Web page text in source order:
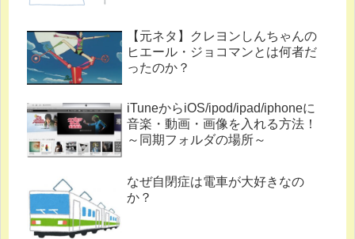
【元ネタ】クレヨンしんちゃんの
ヒエール・ジョコマンとは何者だ
ったのか？
iTuneからiOS/ipod/ipad/iphoneに
音楽・動画・画像を入れる方法！
～同期フォルダの場所～
なぜ自閉症は電車が大好きなの
か？